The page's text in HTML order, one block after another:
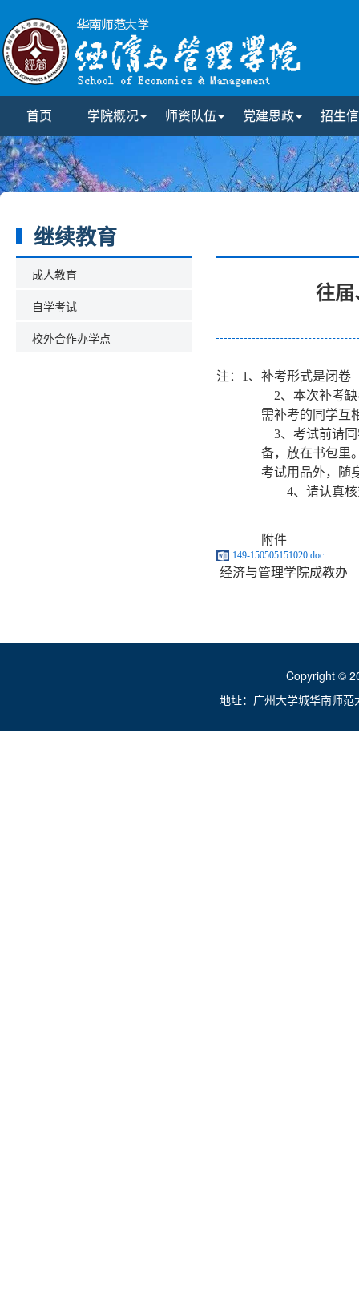
首页 学院概况 师资队伍 党建思政 招生
继续教育
成人教育
自学考试
校外合作办学点
往
注：1、补考形式是闭卷
2、本次补考
需补考的同学互
3、考试前请
备，放在书包里
考试用品外，随
4、请认真
附件
149-150505151020.doc
经济与管理学院成教办
Copyright ©
地址：广州大学城华南